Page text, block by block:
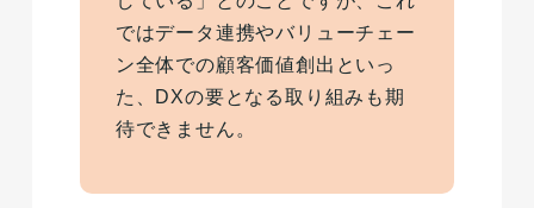
ではデータ連携やバリューチェー
ン全体での顧客価値創出といっ
た、DXの要となる取り組みも期
待できません。